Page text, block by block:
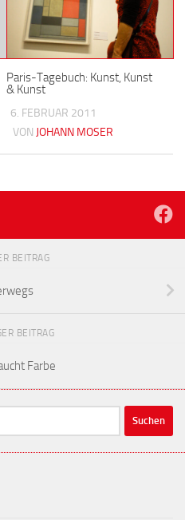
Paris-Tagebuch: Kunst, Kunst
& Kunst
6. FEBRUAR 2011
VON JOHANN MOSER
BEITRAG
BEITRAG
Farbe